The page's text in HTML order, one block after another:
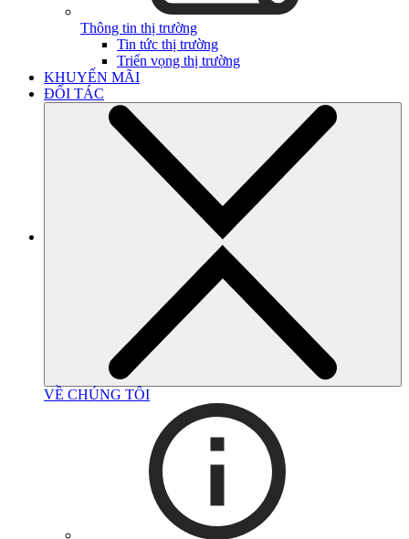
Thông tin thị trường
Tin tức thị trường
Triển vọng thị trường
KHUYẾN MÃI
ĐỐI TÁC
VỀ CHÚNG TÔI